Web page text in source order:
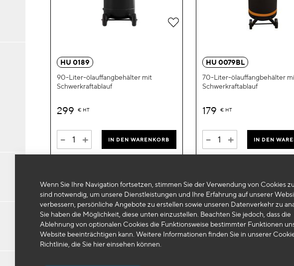
Wenn Sie Ihre Navigation fortsetzen, stimmen Sie der Verwendung von Cookies
sind notwendig, um unsere Dienstleistungen und Ihre Erfahrung auf unserer
verbessern, persönliche Angebote zu erstellen sowie unseren Datenverkehr zu
Sie haben die Möglichkeit, diese unten einzustellen. Beachten Sie jedoch, dass die
Ablehnung von optionalen Cookies die Funktionsweise bestimmter Funktionen
Website beeinträchtigen kann. Weitere Informationen finden Sie in unserer
Richtlinie, die Sie hiereinsehen können.
HU 0189
90-Liter-ölauffangbehälter mit
Schwerkraftablauf
299 € HT
- + IN DEN WARENKORB
Zur
hinzufügen
HU 0079BL
70-Liter-ölauffangbehälter
Schwerkraftablauf
179 € HT
- + IN DEN